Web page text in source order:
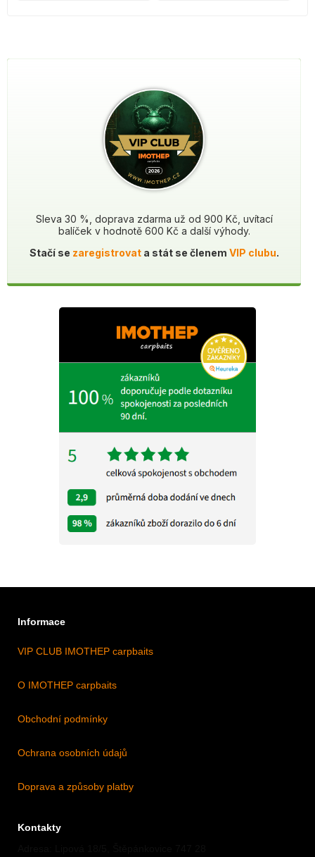
Sleva 30 %, doprava zdarma už od 900 Kč, uvítací
balíček v hodnotě 600 Kč a další výhody.
Stačí se zaregistrovata stát se členem VIP clubu.
Informace
VIP CLUB IMOTHEP carpbaits
O IMOTHEP carpbaits
Obchodní podmínky
Ochrana osobních údajů
Doprava a způsoby platby
Kontakty